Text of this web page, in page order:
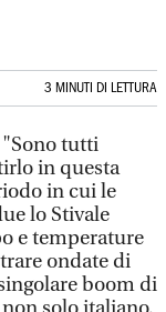
3 MINUTI DI LETTURA
"Sono tutti
in questa
in cui le
lo Stivale
e temperature
ondate di
boom di